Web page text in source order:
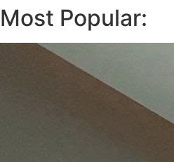
Most Popular: